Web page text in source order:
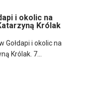
i okolic na
Królak
i okolic na
Królak. 7...